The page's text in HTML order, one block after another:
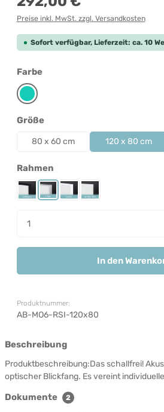
Preise inkl. MwSt. zzgl. Versandkosten
Sofort verfügbar, Lieferzeit: ca. 10
Farbeauswählen
Türkis
Größeauswählen
80 x 60 cm 120 x 80 cm
Rahmenauswählen
Rahmen Schwarz
Rahmen Silber
Rahmen Weiß
Rahmenlos
Produkt Anzahl: Gib den
In den
Produktnummer:
AB-MO6-RSI-120x80
Beschreibung
Produktbeschreibung:Das schallfrei!
optischer Blickfang. Es vereint
Dokumente 2